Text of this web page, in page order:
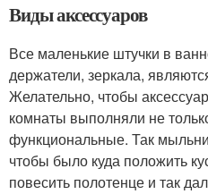
Виды аксессуаров
Все маленькие штучки в
держатели, зеркала,
Желательно, чтобы
комнаты выполняли не
функциональные. Так
чтобы было куда положить
повесить полотенце и так